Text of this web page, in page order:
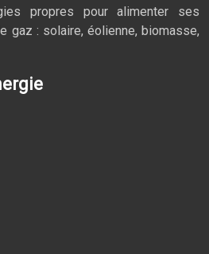
propres pour alimenter ses
gaz : solaire, éolienne, biomasse,